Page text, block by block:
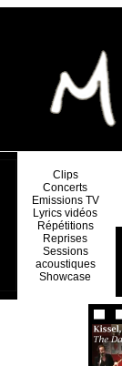
Clips
Concerts
Emissions TV
Lyrics vidéos
Répétitions
Reprises
Sessions
acoustiques
Showcase